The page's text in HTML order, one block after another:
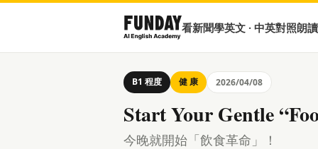
看新聞學英文 · 中英對照朗
B1 程度 健 康 2026/04/08
Start Your Gentle
今晚就開始「飲食革命」！